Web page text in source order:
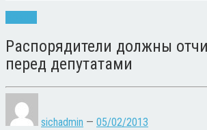
Распорядители должны
перед депутатами
sichadmin — 05/02/2013